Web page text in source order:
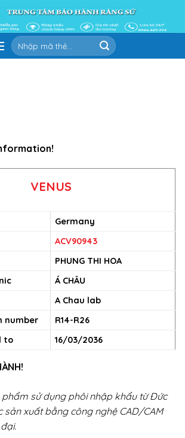
Tìm
kiếm:
VENUS
Germany
ACV90943
PHUNG THI HOA
Á CHÂU
A Chau lab
number
R14-R26
to
16/03/2036
phẩm sử dụng phôi nhập khẩu từ Đức
sản xuất bằng công nghệ CAD/CAM